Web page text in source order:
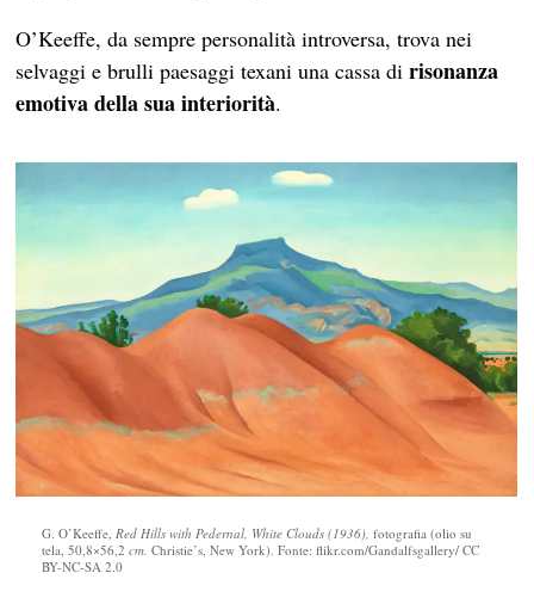
O’Keeffe, da sempre personalità introversa, trova nei
selvaggi e brulli paesaggi texani una cassa dirisonanza
emotiva della sua interiorità.
G. O’Keeffe, Red Hills with Pedernal, White Clouds (1936), fotografia (olio su
tela, 50,8×56,2 cm. Christie’s, New York). Fonte: flikr.com/Gandalfsgallery/ CC
BY-NC-SA 2.0